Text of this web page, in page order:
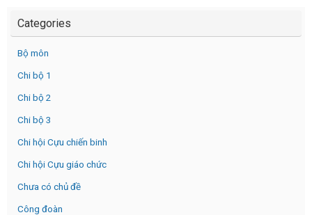
Categories
Bộ môn
Chi bộ 1
Chi bộ 2
Chi bộ 3
Chi hội Cựu chiến binh
Chi hội Cựu giáo chức
Chưa có chủ đề
Công đoàn